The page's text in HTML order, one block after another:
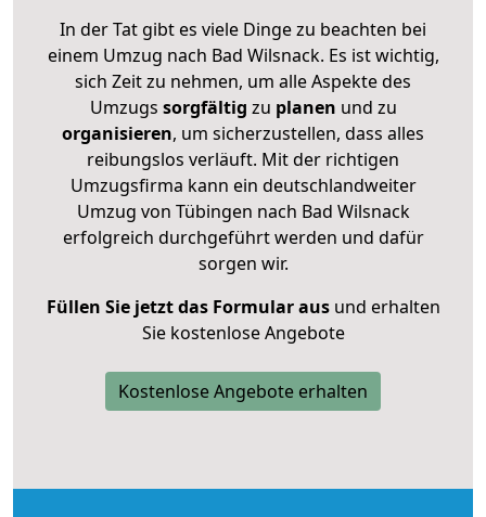
In der Tat gibt es viele Dinge zu beachten bei
einem Umzug nach Bad Wilsnack. Es ist wichtig,
sich Zeit zu nehmen, um alle Aspekte des
Umzugs sorgfältig zu planen und zu
organisieren, um sicherzustellen, dass alles
reibungslos verläuft. Mit der richtigen
Umzugsfirma kann ein deutschlandweiter
Umzug von Tübingen nach Bad Wilsnack
erfolgreich durchgeführt werden und dafür
sorgen wir.
Füllen Sie jetzt das Formular ausund erhalten
Sie kostenlose Angebote
Kostenlose Angebote erhalten